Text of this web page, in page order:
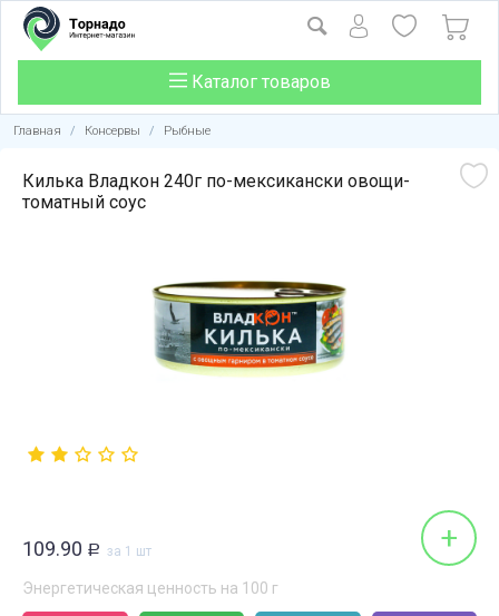
Каталог товаров
Главная / Консервы / Рыбные
Килька Владкон 240г по-мексикански овощи-
томатный соус
109.90 Р за 1 шт +
Энергетическая ценность на 100 г